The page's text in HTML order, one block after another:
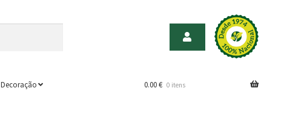
Decoração 0.00€ 0 itens